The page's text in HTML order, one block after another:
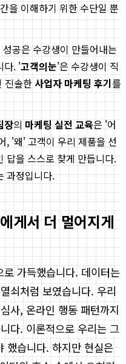
을 이해하기 위한 수단일 뿐
공은 수강생이 만들어내는
다. '고객의눈'은 수강생이 직
진솔한 사업자 마케팅 후기를
장의 마케팅 실전 교육은 '어
, '왜' 고객이 우리 제품을 선
답을 스스로 찾게 만듭니다.
과정입니다.
게서 더 멀어지게
가득했습니다. 데이터는
쇠처럼 보였습니다. 우리
사, 온라인 행동 패턴까지
다. 이론적으로 우리는 그
했습니다. 하지만 현실은